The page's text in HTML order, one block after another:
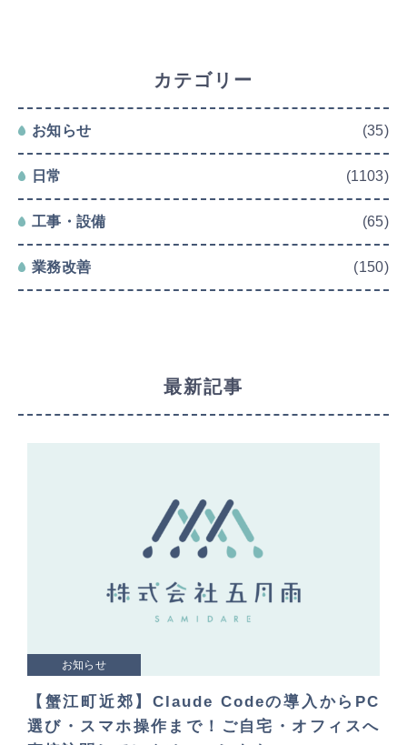
カテゴリー
お知らせ (35)
日常 (1103)
工事・設備 (65)
業務改善 (150)
最新記事
お知らせ
【蟹江町近郊】Claude Codeの導入からPC
選び・スマホ操作まで！ご自宅・オフィスへ